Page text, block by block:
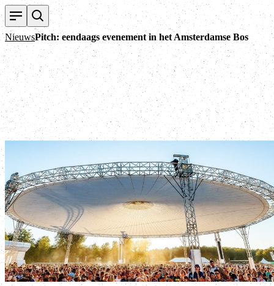
NieuwsPitch: eendaags evenement in het Amsterdamse Bos